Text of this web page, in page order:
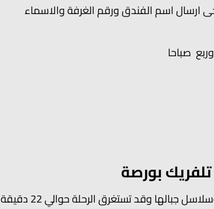
ارسال اسم الفندق ورقم الغرفة والاسماء
صباحا
بورصة
يقدم تلفريك بورصة تجربة فريدة للسياح مع مناظر خلابة للمدينة وسلاسل جبالها وقد تستغرق الرحلة حوالي 22 دقيقة